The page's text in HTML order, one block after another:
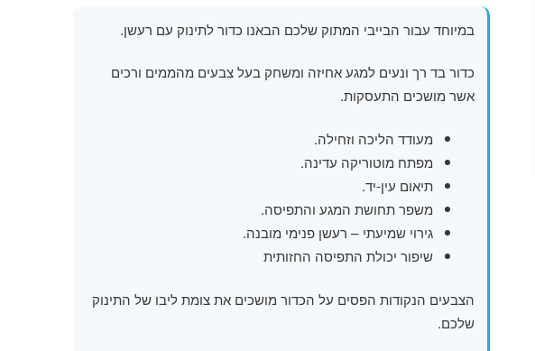
במיוחד עבור הבייבי המתוק שלכם הבאנו כדור לתינוק עם רעשן.
כדור בד רך ונעים למגע אחיזה ומשחק בעל צבעים מהממים ורכים
אשר מושכים התעסקות.
מעודד הליכה וזחילה.
מפתח מוטוריקה עדינה.
תיאום עין-יד.
משפר תחושת המגע והתפיסה.
גירוי שמיעתי – רעשן פנימי מובנה.
שיפור יכולת התפיסה החזותית
הצבעים הנקודות הפסים על הכדור מושכים את צומת ליבו של התינוק
שלכם.